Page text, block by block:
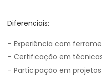
Diferenciais:
– Experiência com
– Certificação em
– Participação em